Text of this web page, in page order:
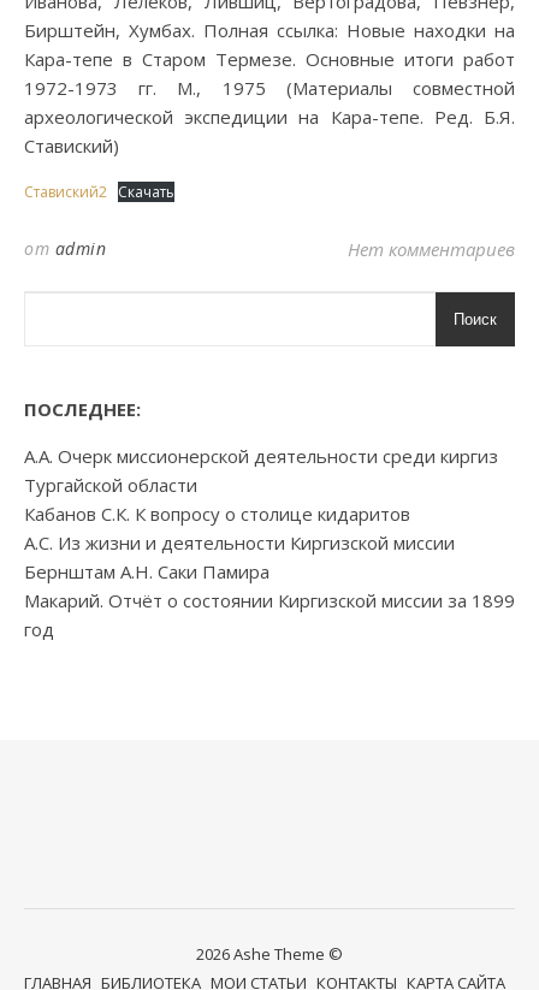
Бирштейн, Хумбах. Полная ссылка: Новые находки на
Кара-тепе в Старом Термезе. Основные итоги работ
1972-1973 гг. М., 1975 (Материалы совместной
археологической экспедиции на Кара-тепе. Ред. Б.Я.
Ставиский)
Ставиский2 Скачать
от admin Нет комментариев
Поиск
ПОСЛЕДНЕЕ:
А.А. Очерк миссионерской деятельности среди киргиз
Тургайской области
Кабанов С.К. К вопросу о столице кидаритов
А.С. Из жизни и деятельности Киргизской миссии
Бернштам А.Н. Саки Памира
Макарий. Отчёт о состоянии Киргизской миссии за 1899
год
2026 Ashe Theme ©
ГЛАВНАЯ БИБЛИОТЕКА МОИ СТАТЬИ КОНТАКТЫ КАРТА САЙТА